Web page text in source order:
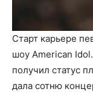
Старт карьере
шоу American
получил статус
дала сотню